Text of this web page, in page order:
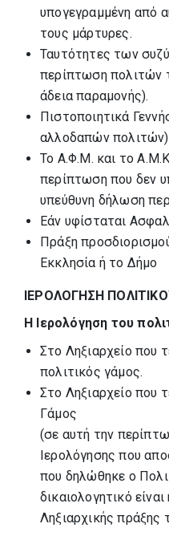
υπογεγραμμένη από
τους μάρτυρες.
Ταυτότητες των
περίπτωση πολιτών
άδεια παραμονής).
Πιστοποιητικά
αλλοδαπών
Το Α.Φ.Μ. και το
περίπτωση που δεν
υπεύθυνη δήλωση
Εάν υφίσταται
Πράξη
Εκκλησία ή το Δήμο
ΙΕΡΟΛΟΓΗΣΗ
Η Ιερολόγηση του
Στο Ληξιαρχείο που
πολιτικός γάμος.
Στο Ληξιαρχείο που
Γάμος
(σε αυτή την
Ιερολόγησης που
που δηλώθηκε ο
δικαιολογητικό
Ληξιαρχικής πράξης